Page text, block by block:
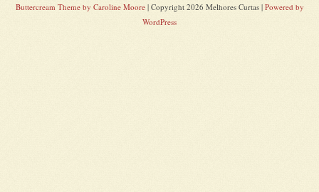
Buttercream Theme by Caroline Moore| Copyright 2026 Melhores Curtas | Powered by
WordPress